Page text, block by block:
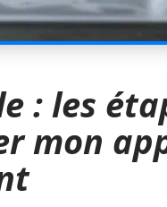
: les
mon